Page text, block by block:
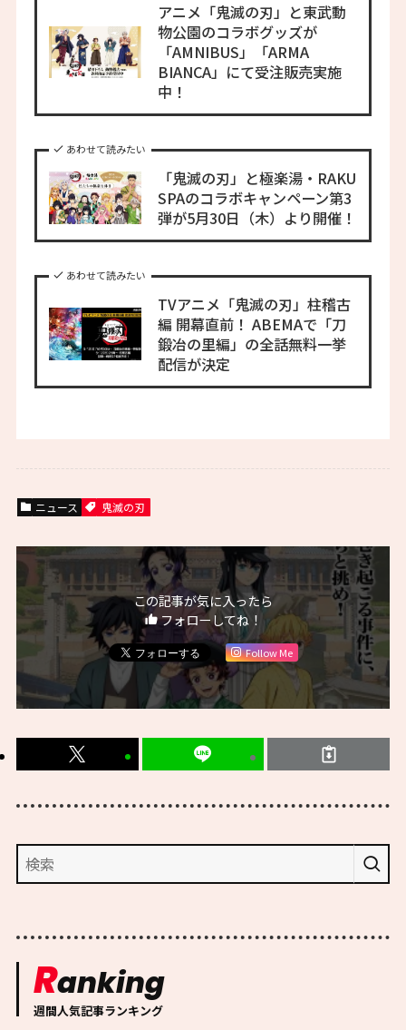
アニメ「鬼滅の刃」と東武動
物公園のコラボグッズが
「AMNIBUS」「ARMA
BIANCA」にて受注販売実施
中！
あわせて読みたい
「鬼滅の刃」と極楽湯・RAKU
SPAのコラボキャンペーン第3
弾が5月30日（木）より開催！
あわせて読みたい
TVアニメ「鬼滅の刃」柱稽古
編 開幕直前！ ABEMAで「刀
鍛冶の里編」の全話無料一挙
配信が決定
ニュース 鬼滅の刃
この記事が気に入ったら
フォローしてね！
Follow Me
Ranking
週間人気記事ランキング